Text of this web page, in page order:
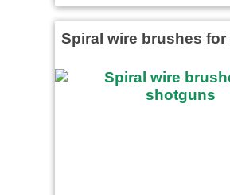
Spiral wire brushes